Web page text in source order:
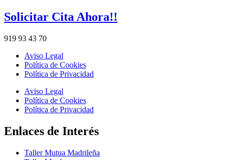
Solicitar Cita Ahora!!
919 93 43 70
Aviso Legal
Política de Cookies
Política de Privacidad
Aviso Legal
Política de Cookies
Política de Privacidad
Enlaces de Interés
Taller Mutua Madrileña